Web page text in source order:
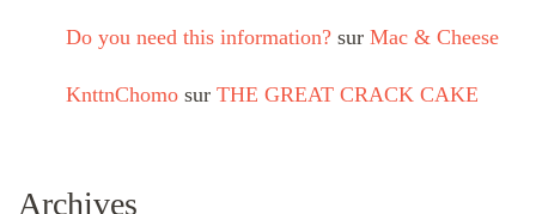
Do you need this information? sur Mac & Cheese
KnttnChomo sur THE GREAT CRACK CAKE
Archives